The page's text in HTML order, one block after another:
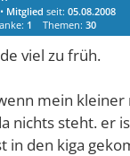
• Mitglied seit:05.08.2008
1 Themen:30
viel zu früh.
mein
nichts steht. er
in den kiga